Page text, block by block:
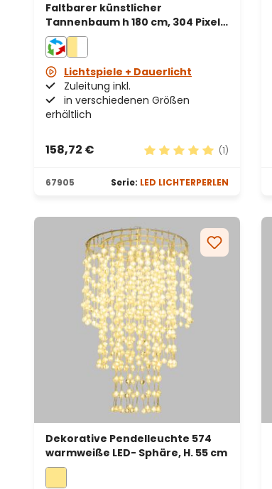
Faltbarer künstlicher
Tannenbaum h 180 cm, 304 Pixel-
LEDs Lichterperlen, RGB
Lichtspiele + Dauerlicht
Zuleitung inkl.
in verschiedenen Größen
erhältlich
158,72 €
(1)
67905 Serie: LED LICHTERPERLEN
Dekorative Pendelleuchte 574
warmweiße LED- Sphäre, H. 55 cm